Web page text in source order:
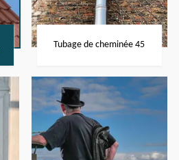
Tubage de cheminée 45